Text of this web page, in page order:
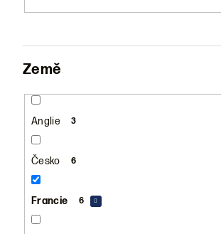
Země
Anglie 3
Česko 6
Francie 6